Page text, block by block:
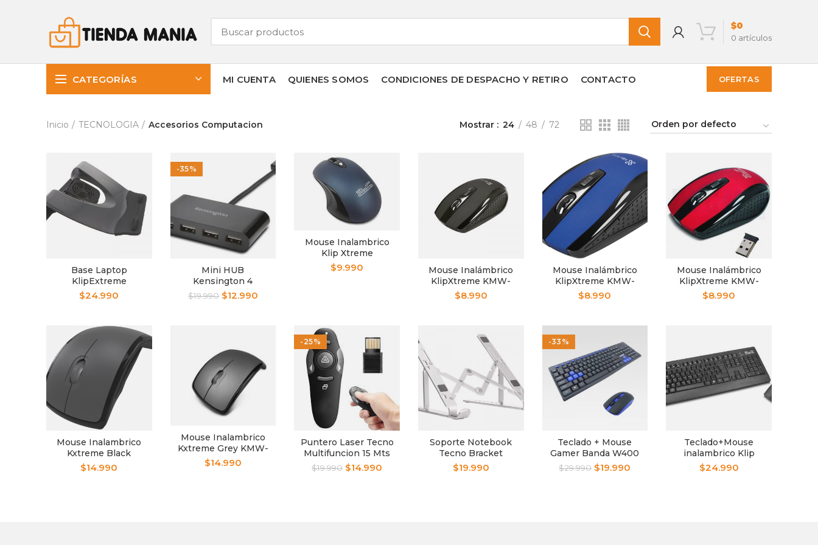
0 artículos
$0
CATEGORÍAS MI CUENTA QUIENES SOMOS CONDICIONES DE DESPACHO Y RETIRO CONTACTO OFERTAS
Inicio TECNOLOGIA Accesorios Computacion Mostrar 24 48 72
Base Laptop
KlipExtreme
Ventilador/4 USB
KNS-110B
$24.990
-35%
Mini HUB
Kensington 4
Puertos K39120
$19.990 $12.990
Mouse Inalambrico
Klip Xtreme
GhosTouch KMW-
400BL
$9.990
Mouse Inalámbrico
KlipXtreme KMW-
340BK Klever Black
$8.990
Mouse Inalámbrico
KlipXtreme KMW-
340BL Klever Blue
$8.990
Mouse Inalámbrico
KlipXtreme KMW-
340RD Klever RED
$8.990
Mouse Inalambrico
Kxtreme Black
KMW-375BK
$14.990
Mouse Inalambrico
Kxtreme Grey KMW-
375GR
$14.990
-25%
Puntero Laser Tecno
Multifuncion 15 Mts
$19.990 $14.990
Soporte Notebook
Tecno Bracket
Aluminio
$19.990
-33%
Teclado + Mouse
Gamer Banda W400
Inalambrico
$29.990 $19.990
Teclado+Mouse
inalambrico Klip
Xtreme KCK-265S
$24.990